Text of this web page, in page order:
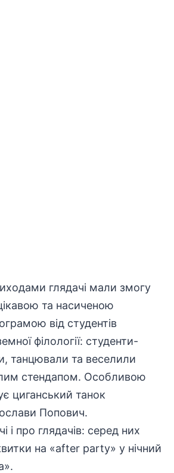
глядачі мали змогу
та насиченою
від студентів
філології: студенти-
танцювали та веселили
стендапом. Особливою
циганський танок
Попович.
і про глядачів: серед них
на «after party» у нічний